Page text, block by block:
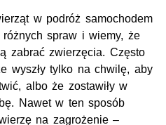
w podróż samochodem
spraw i wiemy, że
zabrać zwierzęcia. Często
wyszły tylko na chwilę, aby
albo że zostawiły w
Nawet w ten sposób
na zagrożenie –